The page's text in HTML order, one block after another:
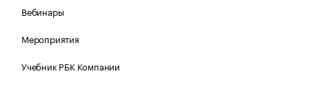
Вебинары
Мероприятия
Учебник РБК Компании